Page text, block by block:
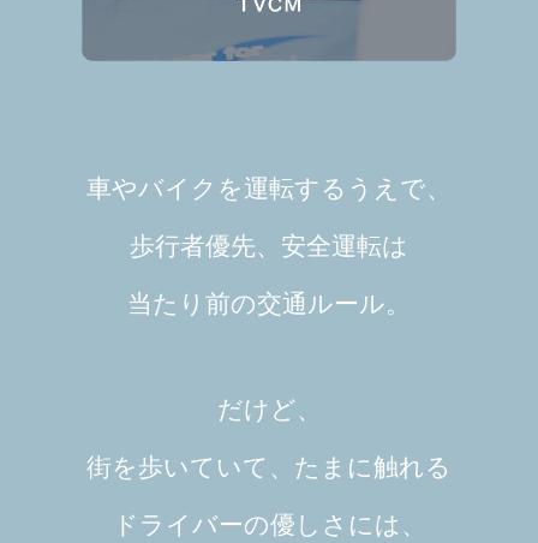
車やバイクを運転するうえで、
歩行者優先、安全運転は
当たり前の交通ルール。
だけど、
街を歩いていて、たまに触れる
ドライバーの優しさには、